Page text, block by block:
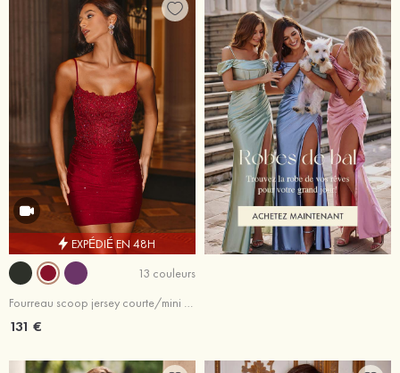
EXPÉDIÉ EN 48H
13 couleurs
Fourreau scoop jersey courte/mini robe de fête de la rentrée
131 €